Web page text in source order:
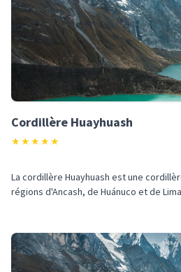
Cordillère Huayhuash
★★★★★
La cordillère Huayhuash est une
régions d'Ancash, de Huánuco et de